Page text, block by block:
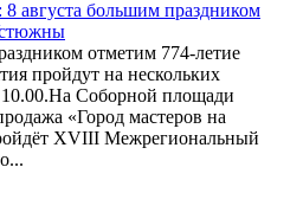
августа большим праздником
отметим 774-летие
пройдут на нескольких
Соборной площади
«Город мастеров на
XVIII Межрегиональный